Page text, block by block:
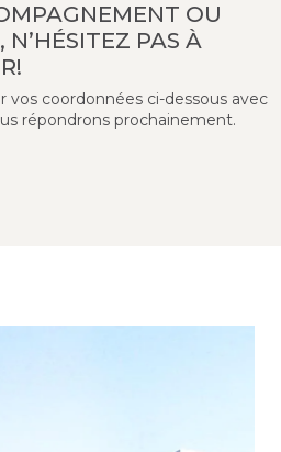
OU
N’HÉSITEZ PAS À
vos coordonnées ci-dessous avec
répondrons prochainement.